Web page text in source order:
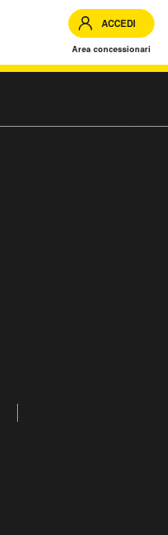
ACCEDI
Area concessionari